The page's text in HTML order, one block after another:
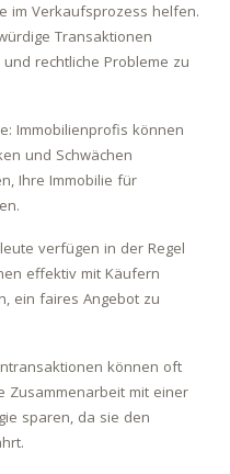
im Verkaufsprozess helfen.
Transaktionen
rechtliche Probleme zu
Immobilienprofis können
und Schwächen
Ihre Immobilie für
verfügen in der Regel
effektiv mit Käufern
ein faires Angebot zu
können oft
Zusammenarbeit mit einer
sparen, da sie den